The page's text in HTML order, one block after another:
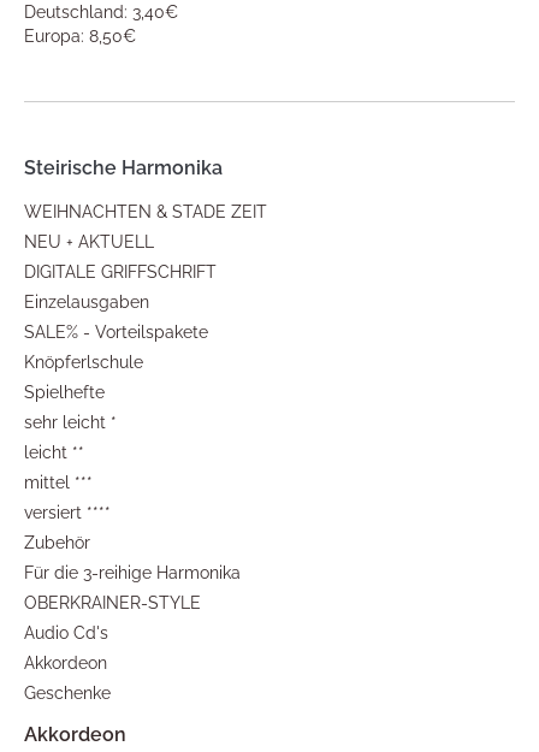
Deutschland: 3,40€
Europa: 8,50€
Steirische Harmonika
WEIHNACHTEN & STADE ZEIT
NEU + AKTUELL
DIGITALE GRIFFSCHRIFT
Einzelausgaben
SALE% - Vorteilspakete
Knöpferlschule
Spielhefte
sehr leicht *
leicht **
mittel ***
versiert ****
Zubehör
Für die 3-reihige Harmonika
OBERKRAINER-STYLE
Audio Cd's
Akkordeon
Geschenke